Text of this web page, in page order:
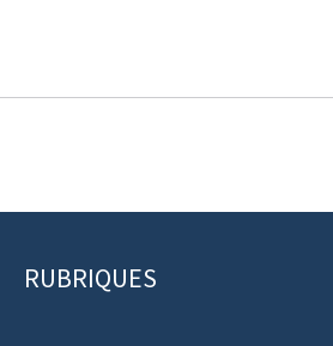
P
RUBRIQUES